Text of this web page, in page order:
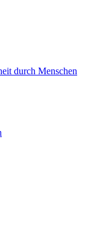
durch Menschen